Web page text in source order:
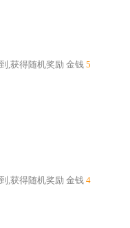
,获得随机奖励 金钱 5
,获得随机奖励 金钱 4